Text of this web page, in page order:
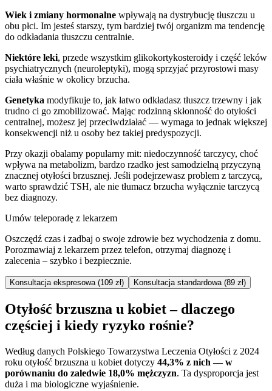
Wiek i zmiany hormonalne wpływają na dystrybucję tłuszczu u
obu płci. Im jesteś starszy, tym bardziej twój organizm ma tendencję
do odkładania tłuszczu centralnie.
Niektóre leki, przede wszystkim glikokortykosteroidy i część leków
psychiatrycznych (neuroleptyki), mogą sprzyjać przyrostowi masy
ciała właśnie w okolicy brzucha.
Genetyka modyfikuje to, jak łatwo odkładasz tłuszcz trzewny i jak
trudno ci go zmobilizować. Mając rodzinną skłonność do otyłości
centralnej, możesz jej przeciwdziałać — wymaga to jednak większej
konsekwencji niż u osoby bez takiej predyspozycji.
Przy okazji obalamy popularny mit: niedoczynność tarczycy, choć
wpływa na metabolizm, bardzo rzadko jest samodzielną przyczyną
znacznej otyłości brzusznej. Jeśli podejrzewasz problem z tarczycą,
warto sprawdzić TSH, ale nie tłumacz brzucha wyłącznie tarczycą
bez diagnozy.
Umów teleporadę z lekarzem
Oszczędź czas i zadbaj o swoje zdrowie bez wychodzenia z domu.
Porozmawiaj z lekarzem przez telefon, otrzymaj diagnozę i
zalecenia – szybko i bezpiecznie.
Konsultacja ekspresowa (109 zł) Konsultacja standardowa (89 zł)
Otyłość brzuszna u kobiet – dlaczego
częściej i kiedy ryzyko rośnie?
Według danych Polskiego Towarzystwa Leczenia Otyłości z 2024
roku otyłość brzuszna u kobiet dotyczy 44,3% z nich — w
porównaniu do zaledwie 18,0% mężczyzn. Ta dysproporcja jest
duża i ma biologiczne wyjaśnienie.